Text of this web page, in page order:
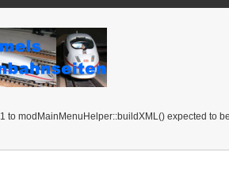
to modMainMenuHelper::buildXML() expected to